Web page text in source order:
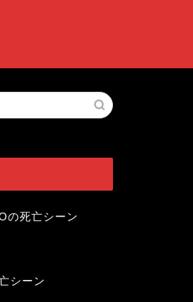
の死亡シーン
シーン